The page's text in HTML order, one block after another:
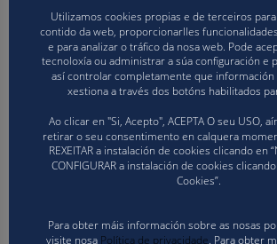
evento estará un club de referencia
traxectoria na xestión de grandes
deportivos como é o Arenal Emevé»
Luna.
A competición arrincará o venres 11 de
duelos xa pre-establecidos
Sanaya Libby’ s La Laguna – DSV Sant
horas) e OSACC Haro La Rioja – Arenal
disputará ás 16:30 horas, enfrontará ás
Utilizamos cookies propias e de terceiros
contido da web, proporcionarlles
e para analizar o tráfico da nosa web. Pode
tecnoloxía ou administrar a súa configuración e
así controlar completamente que
xestiona a través dos botóns habilitados
Ao clicar en "Si, Acepto", ACEPTA O seu USO,
retirar o seu consentimento en calquera
REXEITAR a instalación de cookies clicando en
CONFIGURAR a instalación de cookies
Cookies”.
Para obter máis información sobre as nosas
visite nosa Política de privacidade. Para obter